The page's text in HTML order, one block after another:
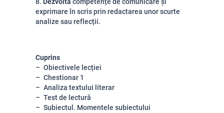
exprimare în scris prin redactarea unor scurte
analize sau reflecții.
Cuprins
Obiectivele lecției
Chestionar 1
Analiza textului literar
Test de lectură
Subiectul. Momentele subiectului